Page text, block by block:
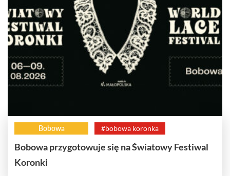
Bobowa #bobowa koronka
Bobowa przygotowuje się na Światowy Festiwal
Koronki